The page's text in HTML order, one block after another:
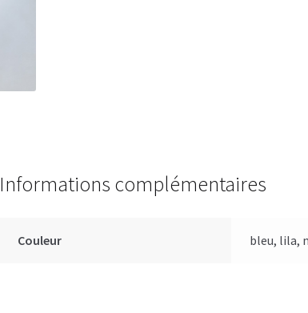
Informations complémentaires
Couleur bleu, lila,